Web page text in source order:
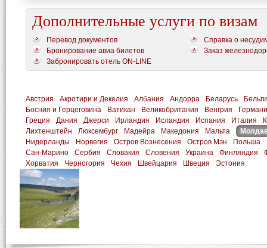
Дополнительные услуги по визам
Перевод документов
Справка о
Бронирование авиа билетов
Заказ
Забронировать отель ON-LINE
Австрия Акротири и Декелия Албания Андорра Беларусь
Босния и Герцеговина
Ватикан Великобритания Венгрия
Греция
Дания Джерси Ирландия Исландия Испания Италия
Лихтенштейн
Люксембург Мадейра Македония Мальта
Нидерланды
Норвегия Остров Вознесения Остров Мэн Польша
Сан-Марино
Сербия Словакия Словения Украина Финляндия
Хорватия
Черногория Чехия Швейцария Швеция Эстония